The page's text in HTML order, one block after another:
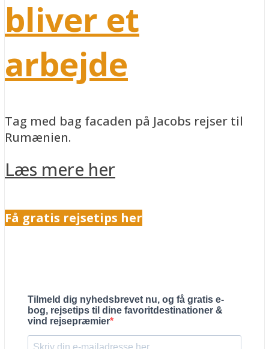
bliver et
arbejde
Tag med bag facaden på Jacobs rejser til
Rumænien.
Læs mere her
Få gratis rejsetips her
Tilmeld dig nyhedsbrevet nu, og få gratis e-
bog, rejsetips til dine favoritdestinationer &
vind rejsepræmier